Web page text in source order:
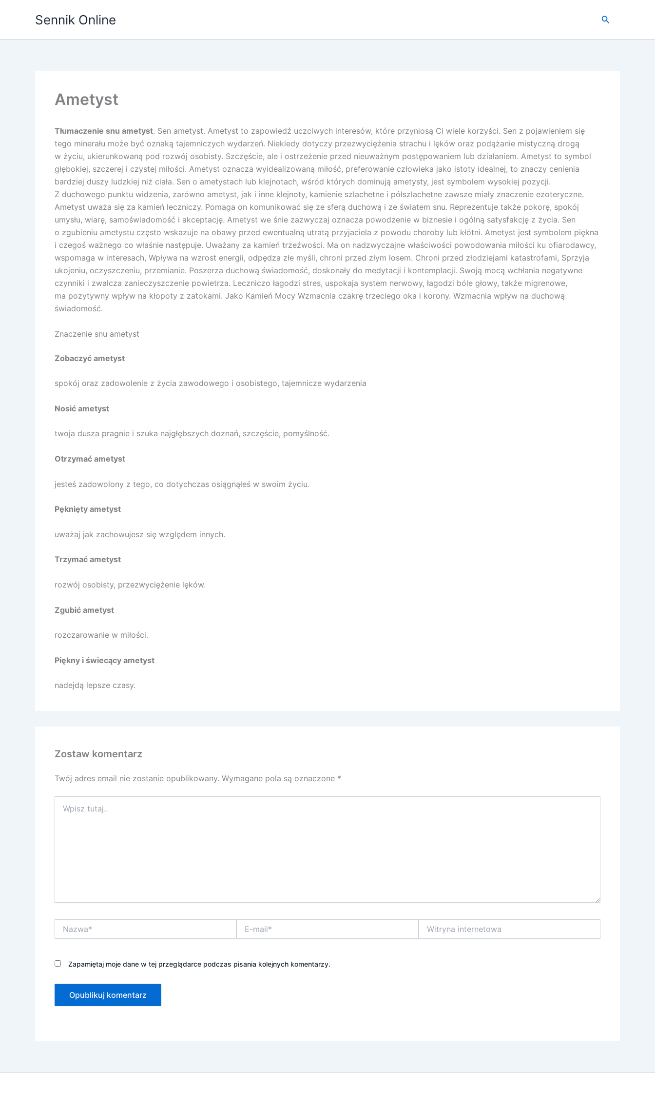
Sennik Online Szukaj
Ametyst
Tłumaczenie snu ametyst. Sen ametyst. Ametyst to zapowiedź uczciwych interesów, które przyniosą Ci wiele korzyści. Sen z pojawieniem się
tego minerału może być oznaką tajemniczych wydarzeń. Niekiedy dotyczy przezwyciężenia strachu i lęków oraz podążanie mistyczną drogą
w życiu, ukierunkowaną pod rozwój osobisty. Szczęście, ale i ostrzeżenie przed nieuważnym postępowaniem lub działaniem. Ametyst to symbol
głębokiej, szczerej i czystej miłości. Ametyst oznacza wyidealizowaną miłość, preferowanie człowieka jako istoty idealnej, to znaczy cenienia
bardziej duszy ludzkiej niż ciała. Sen o ametystach lub klejnotach, wśród których dominują ametysty, jest symbolem wysokiej pozycji.
Z duchowego punktu widzenia, zarówno ametyst, jak i inne klejnoty, kamienie szlachetne i półszlachetne zawsze miały znaczenie ezoteryczne.
Ametyst uważa się za kamień leczniczy. Pomaga on komunikować się ze sferą duchową i ze światem snu. Reprezentuje także pokorę, spokój
umysłu, wiarę, samoświadomość i akceptację. Ametyst we śnie zazwyczaj oznacza powodzenie w biznesie i ogólną satysfakcję z życia. Sen
o zgubieniu ametystu często wskazuje na obawy przed ewentualną utratą przyjaciela z powodu choroby lub kłótni. Ametyst jest symbolem piękna
i czegoś ważnego co właśnie następuje. Uważany za kamień trzeźwości. Ma on nadzwyczajne właściwości powodowania miłości ku ofiarodawcy,
wspomaga w interesach, Wpływa na wzrost energii, odpędza złe myśli, chroni przed złym losem. Chroni przed złodziejami katastrofami, Sprzyja
ukojeniu, oczyszczeniu, przemianie. Poszerza duchową świadomość, doskonały do medytacji i kontemplacji. Swoją mocą wchłania negatywne
czynniki i zwalcza zanieczyszczenie powietrza. Leczniczo łagodzi stres, uspokaja system nerwowy, łagodzi bóle głowy, także migrenowe,
ma pozytywny wpływ na kłopoty z zatokami. Jako Kamień Mocy Wzmacnia czakrę trzeciego oka i korony. Wzmacnia wpływ na duchową
świadomość.
Znaczenie snu ametyst
Zobaczyć ametyst
spokój oraz zadowolenie z życia zawodowego i osobistego, tajemnicze wydarzenia
Nosić ametyst
twoja dusza pragnie i szuka najgłębszych doznań, szczęście, pomyślność.
Otrzymać ametyst
jesteś zadowolony z tego, co dotychczas osiągnąłeś w swoim życiu.
Pęknięty ametyst
uważaj jak zachowujesz się względem innych.
Trzymać ametyst
rozwój osobisty, przezwyciężenie lęków.
Zgubić ametyst
rozczarowanie w miłości.
Piękny i świecący ametyst
nadejdą lepsze czasy.
Zostaw komentarz
Twój adres email nie zostanie opublikowany. Wymagane pola są oznaczone *
tutaj..
mail*
internetowa
Zapamiętaj moje dane w tej przeglądarce podczas pisania kolejnych komentarzy.